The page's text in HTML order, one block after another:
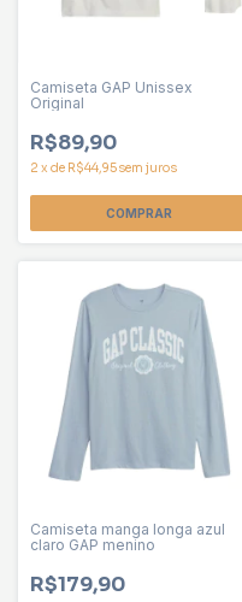
Camiseta GAP Unissex
Original
R$89,90
2 x de R$44,95sem juros
COMPRAR
Camiseta manga longa azul
claro GAP menino
R$179,90